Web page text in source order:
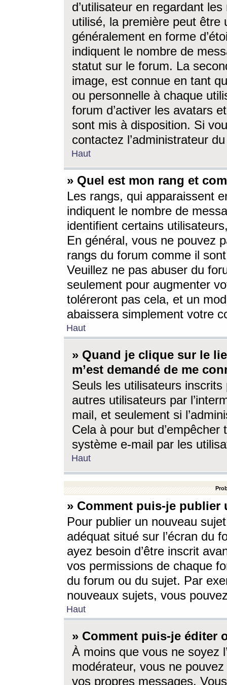
d’utilisateur en regardant
utilisé, la première peut être
généralement en forme
indiquent le nombre de
statut sur le forum. La
image, est connue en tant
ou personnelle à chaque
forum d’activer les avatars
sont mis à disposition. Si
contactez l’administrateur
Haut
» Quel est mon rang et
Les rangs, qui apparaissent
indiquent le nombre de
identifient certains
En général, vous ne pouvez
rangs du forum comme il
Veuillez ne pas abuser du
seulement pour augmenter
toléreront pas cela, et un
abaissera simplement votre
Haut
» Quand je clique sur le
m’est demandé de me
Seuls les utilisateurs
autres utilisateurs par
mail, et seulement si
Cela à pour but
système e-mail par les
Haut
» Comment puis-je
Pour publier un nouveau
adéquat situé sur l’écran du
ayez besoin d’être inscrit
vos permissions de chaque
du forum ou du sujet. Par
nouveaux sujets, vous
Haut
» Comment puis-je éditer
À moins que vous ne soyez
modérateur, vous ne
vos propres messages.